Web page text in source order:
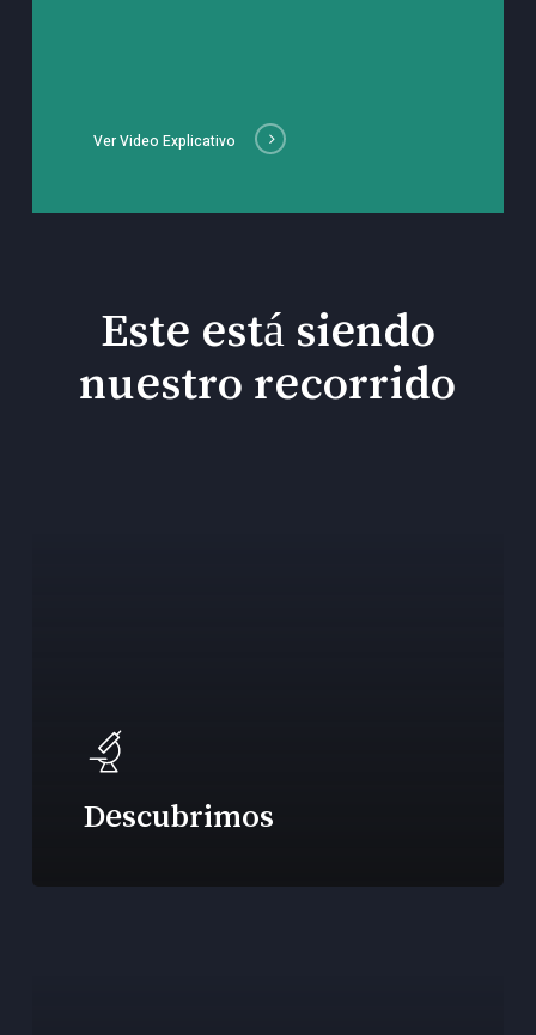
Ver Video Explicativo
Este está siendo
nuestro recorrido
Descubrimos